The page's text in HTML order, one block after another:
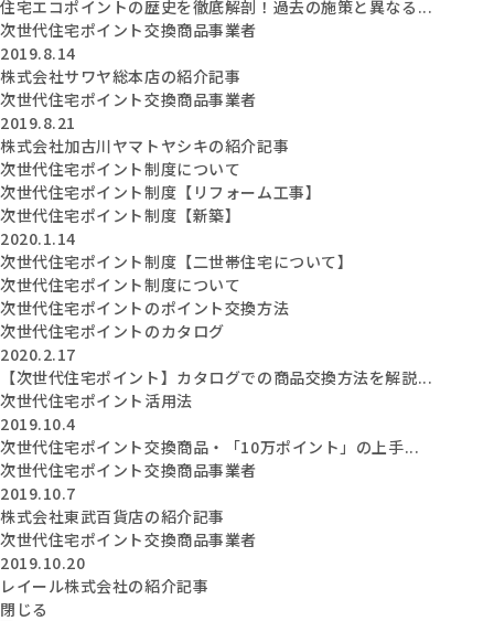
住宅エコポイントの歴史を徹底解剖！過去の施策と異なる...
次世代住宅ポイント交換商品事業者
2019.8.14
株式会社サワヤ総本店の紹介記事
次世代住宅ポイント交換商品事業者
2019.8.21
株式会社加古川ヤマトヤシキの紹介記事
次世代住宅ポイント制度について
次世代住宅ポイント制度【リフォーム工事】
次世代住宅ポイント制度【新築】
2020.1.14
次世代住宅ポイント制度【二世帯住宅について】
次世代住宅ポイント制度について
次世代住宅ポイントのポイント交換方法
次世代住宅ポイントのカタログ
2020.2.17
【次世代住宅ポイント】カタログでの商品交換方法を解説...
次世代住宅ポイント活用法
2019.10.4
次世代住宅ポイント交換商品・「10万ポイント」の上手...
次世代住宅ポイント交換商品事業者
2019.10.7
株式会社東武百貨店の紹介記事
次世代住宅ポイント交換商品事業者
2019.10.20
レイール株式会社の紹介記事
閉じる